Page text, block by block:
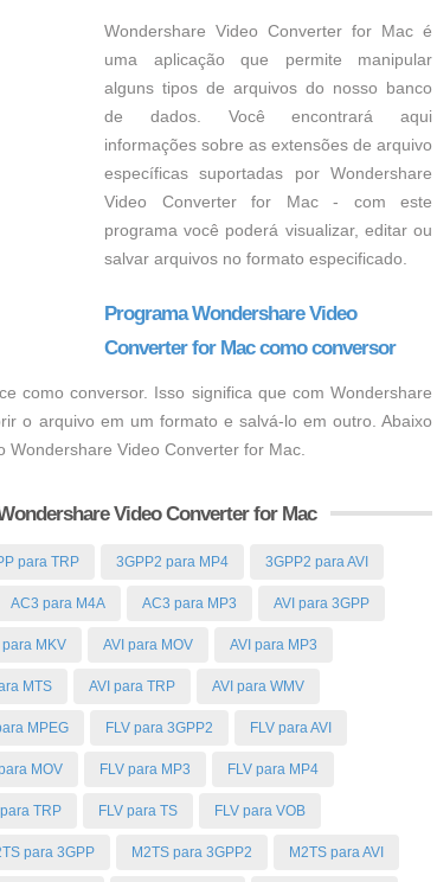
Wondershare Video Converter for Mac é
uma aplicação que permite manipular
alguns tipos de arquivos do nosso banco
de dados. Você encontrará aqui
informações sobre as extensões de arquivo
específicas suportadas por Wondershare
Video Converter for Mac - com este
programa você poderá visualizar, editar ou
salvar arquivos no formato especificado.
Programa Wondershare Video
Converter for Mac como conversor
como conversor. Isso significa que com Wondershare
o arquivo em um formato e salvá-lo em outro. Abaixo
Video Converter for Mac.
Video Converter for Mac
para TRP 3GPP2 para MP4 3GPP2 para AVI
AC3 para M4A AC3 para MP3 AVI para 3GPP
para MKV AVI para MOV AVI para MP3
MTS AVI para TRP AVI para WMV
MPEG FLV para 3GPP2 FLV para AVI
MOV FLV para MP3 FLV para MP4
para TRP FLV para TS FLV para VOB
para 3GPP M2TS para 3GPP2 M2TS para AVI